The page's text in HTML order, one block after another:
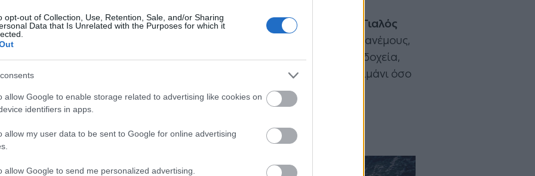
opt-out of Collection, Use, Retention, Sale, and/or Sharing
Data that Is Unrelated with the Purposes for which it
allow Google to enable storage related to advertising like cookies on
identifiers in apps.
allow my user data to be sent to Google for online advertising
allow Google to send me personalized advertising.
της Σίφνου και από τις πιο οργανωμένες των Κυκλάδων, ο
Πλατύς Γιαλός
Με ψιλή, χρυσή άμμο και ρηχά, καθαρά νερά προστατευμένα από τους ανέμους,
- γι’ αυτό και είναι πολυσύχναστη. Διαθέτει beach bars, ταβέρνες, ξενοδοχεία,
για θαλάσσια σπορ, ενώ η πρόσβαση είναι εύκολη τόσο από το λιμάνι όσο